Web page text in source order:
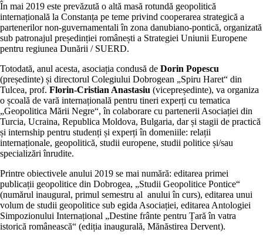
În mai 2019 este prevăzută o altă masă rotundă geopolitică
internațională la Constanța pe teme privind cooperarea strategică a
partenerilor non-guvernamentali în zona danubiano-pontică, organizată
sub patronajul președinției românești a Strategiei Uniunii Europene
pentru regiunea Dunării / SUERD.
Totodată, anul acesta, asociația condusă de Dorin Popescu
(președinte) și directorul Colegiului Dobrogean „Spiru Haret“ din
Tulcea, prof. Florin-Cristian Anastasiu (vicepreședinte), va organiza
o școală de vară internațională pentru tineri experți cu tematica
„Geopolitica Mării Negre“, în colaborare cu partenerii Asociației din
Turcia, Ucraina, Republica Moldova, Bulgaria, dar și stagii de practică
și internship pentru studenți și experți în domeniile: relații
internaționale, geopolitică, studii europene, studii politice și/sau
specializări înrudite.
Printre obiectivele anului 2019 se mai numără: editarea primei
publicații geopolitice din Dobrogea, „Studii Geopolitice Pontice“
(numărul inaugural, primul semestru al anului în curs), editarea unui
volum de studii geopolitice sub egida Asociației, editarea Antologiei
Simpozionului Internațional „Destine frânte pentru Țară în vatra
istorică românească“ (ediția inaugurală, Mănăstirea Dervent).